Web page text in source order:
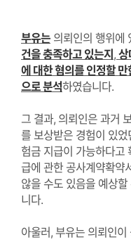
부유는 의뢰인의 행위에
건을 충족하고 있는지 , 상
에 대한 혐의를 인정할
으로 분석하였습니다.
그 결과, 의뢰인은 과거
를 보상받은 경험이 있었
험금 지급이 가능하다고
급에 관한 공사계약확약
않을 수도 있음을 예상
니다.
아울러, 부유는 의뢰인